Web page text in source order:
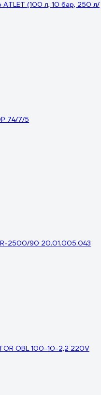
(100 л, 10 бар, 250 л/
74/7/5
2500/90 20.01.005.043
OBL 100-10-2,2 220V